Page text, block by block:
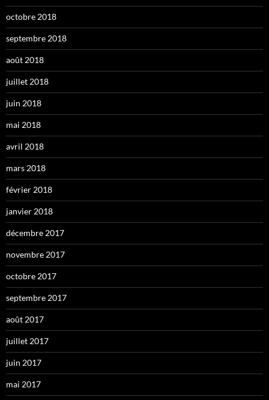
octobre 2018
septembre 2018
août 2018
juillet 2018
juin 2018
mai 2018
avril 2018
mars 2018
février 2018
janvier 2018
décembre 2017
novembre 2017
octobre 2017
septembre 2017
août 2017
juillet 2017
juin 2017
mai 2017